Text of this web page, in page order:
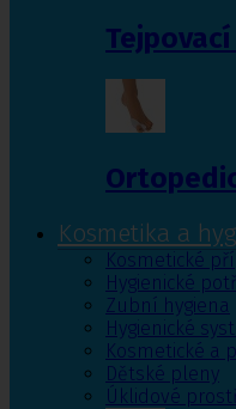
Kosmetika a
Kosmetické
Hygienické
Zubní hygiena
Hygienické
Kosmetické a
Dětské pleny
Úklidové